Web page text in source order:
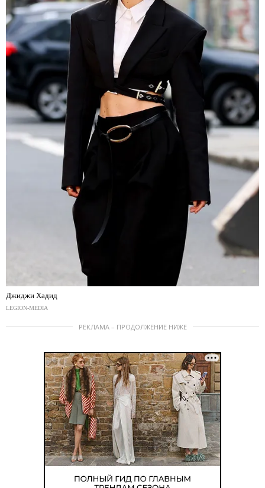
Джиджи Хадид
LEGION-MEDIA
РЕКЛАМА – ПРОДОЛЖЕНИЕ НИЖЕ